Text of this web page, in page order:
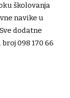
školovanja
navike u
dodatne
098 170 66